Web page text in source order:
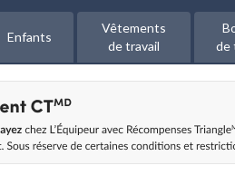
Enfants
Vêtements
de travail
de